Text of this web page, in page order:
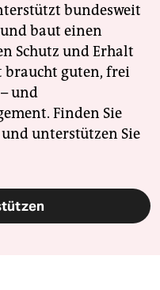
bundesweit
baut einen
Schutz und Erhalt
braucht guten, frei
und
Finden Sie
unterstützen Sie